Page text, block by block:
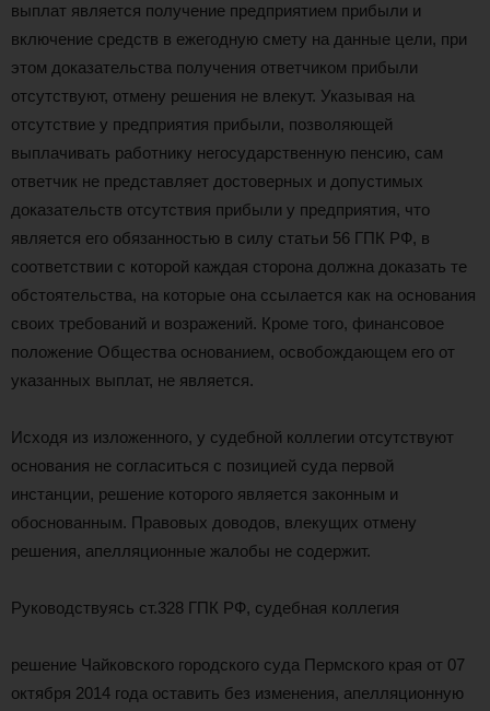
выплат является получение предприятием прибыли и
включение средств в ежегодную смету на данные цели, при
этом доказательства получения ответчиком прибыли
отсутствуют, отмену решения не влекут. Указывая на
отсутствие у предприятия прибыли, позволяющей
выплачивать работнику негосударственную пенсию, сам
ответчик не представляет достоверных и допустимых
доказательств отсутствия прибыли у предприятия, что
является его обязанностью в силу статьи 56 ГПК РФ, в
соответствии с которой каждая сторона должна доказать те
обстоятельства, на которые она ссылается как на основания
своих требований и возражений. Кроме того, финансовое
положение Общества основанием, освобождающем его от
указанных выплат, не является.
Исходя из изложенного, у судебной коллегии отсутствуют
основания не согласиться с позицией суда первой
инстанции, решение которого является законным и
обоснованным. Правовых доводов, влекущих отмену
решения, апелляционные жалобы не содержит.
Руководствуясь ст.328 ГПК РФ, судебная коллегия
решение Чайковского городского суда Пермского края от 07
октября 2014 года оставить без изменения, апелляционную